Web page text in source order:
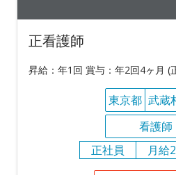
正看護師
昇給：年1回 賞与：年2回4ヶ月 (
東京都 武蔵
看護師
正社員
月給